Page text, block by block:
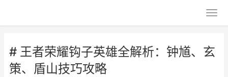
# 王者荣耀钩子英雄全解析：钟馗、玄
策、盾山技巧攻略